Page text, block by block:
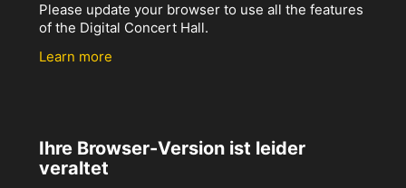
Please update your browser to use all the features
of the Digital Concert Hall.
Learn more
Ihre Browser-Version ist leider
veraltet